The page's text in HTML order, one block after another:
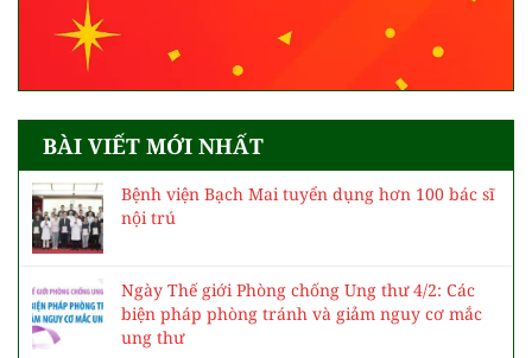
BÀI VIẾT MỚI NHẤT
Bệnh viện Bạch Mai tuyển dụng hơn 100 bác sĩ
nội trú
Ngày Thế giới Phòng chống Ung thư 4/2: Các
biện pháp phòng tránh và giảm nguy cơ mắc
ung thư